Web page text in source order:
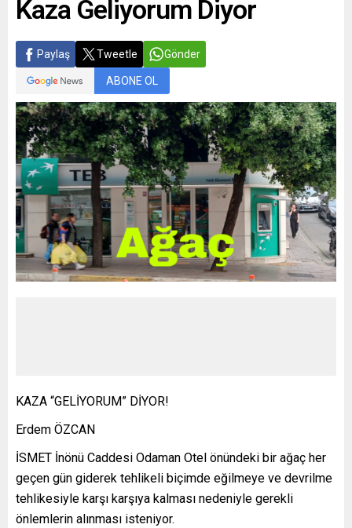
Kaza Geliyorum Diyor
Paylaş Tweetle Gönder
ABONE OL
KAZA “GELİYORUM” DİYOR!
Erdem ÖZCAN
İSMET İnönü Caddesi Odaman Otel önündeki bir ağaç her
geçen gün giderek tehlikeli biçimde eğilmeye ve devrilme
tehlikesiyle karşı karşıya kalması nedeniyle gerekli
önlemlerin alınması isteniyor.